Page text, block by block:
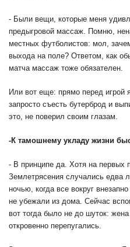
- Были вещи, которые меня
предыгровой массаж. Помню,
местных футболистов: мол,
выхода на поле? Ответом, как
матча массаж тоже обязателен.
Или вот еще: прямо перед игрой
запросто съесть бутерброд и
это, не поверил своим глазам.
-К тамошнему укладу жизни
- В принципе да. Хотя на первых
Землетрясения случались
ночью, когда все вокруг
не убежали из дома. Сейчас
вот тогда было не до шуток:
откровенно перепугались.